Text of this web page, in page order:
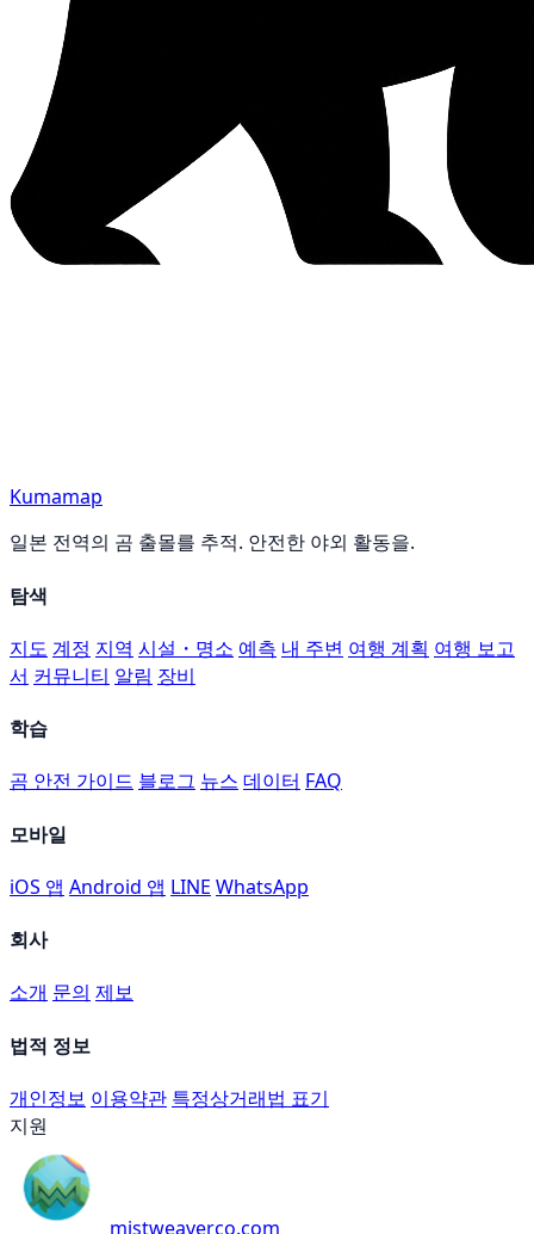
Kumamap
일본 전역의 곰 출몰를 추적. 안전한 야외 활동을.
탐색
지도 계정 지역 시설・명소 예측 내 주변 여행 계획 여행 보고
서 커뮤니티 알림 장비
학습
곰 안전 가이드 블로그 뉴스 데이터 FAQ
모바일
iOS 앱 Android 앱 LINE WhatsApp
회사
소개 문의 제보
법적 정보
개인정보 이용약관 특정상거래법 표기
지원
mistweaverco.com